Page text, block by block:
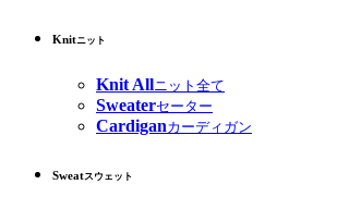
Knitニット
Knit Allニット全て
Sweaterセーター
Cardiganカーディガン
Sweatスウェット